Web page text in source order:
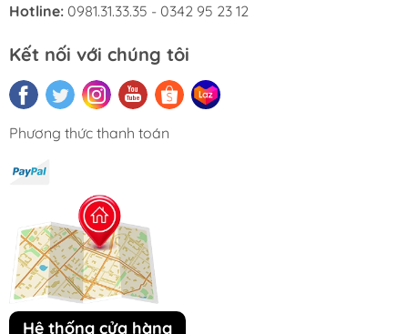
Hotline: 0981.31.33.35 - 0342 95 23 12
Kết nối với chúng tôi
Phương thức thanh toán
Hệ thống cửa hàng